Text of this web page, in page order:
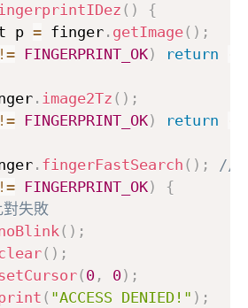
( )
{
p
= finger. getImage( ) ;
!= FINGERPRINT_OK) return
. image2Tz ( ) ;
!= FINGERPRINT_OK) return
. fingerFastSearch ( ) ;
//
!= FINGERPRINT_OK)
{
失敗
( ) ;
( ) ;
( 0, 0) ;
( "ACCESS DENIED!" ) ;